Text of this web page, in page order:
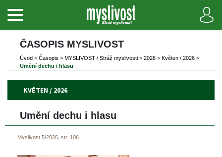
ČASOPIS MYSLIVOST
Úvod > Časopi > MYSLIVOST / Stráž myslivosti > 2026 > Květen / 2026 >
Umění dechu i hlasu
KVĚTEN / 2026
Umění dechu i hlasu
Myslivost 5/2026, str. 106